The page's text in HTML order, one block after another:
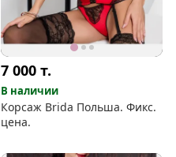
7 000т.
В наличии
Корсаж Brida Польша. Фикс.
цена.